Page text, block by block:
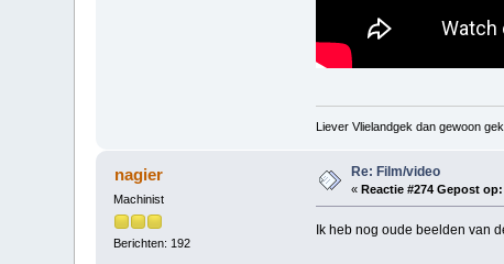
Liever Vlielandgek dan gewoon
nagier
Machinist
Berichten: 192
Re: Film/video
«Reactie #274 Gepost op:
Ik heb nog oude beelden van